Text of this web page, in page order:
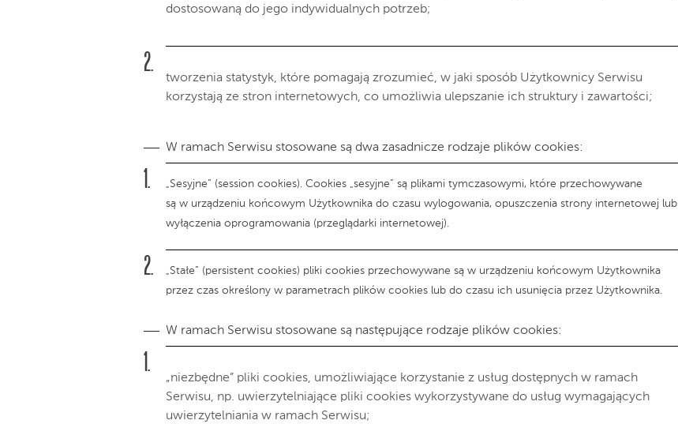
dostosowaną do jego indywidualnych potrzeb;
tworzenia statystyk, które pomagają zrozumieć, w jaki sposób Użytkownicy Serwisu
korzystają ze stron internetowych, co umożliwia ulepszanie ich struktury i zawartości;
W ramach Serwisu stosowane są dwa zasadnicze rodzaje plików cookies:
„Sesyjne” (session cookies). Cookies „sesyjne” są plikami tymczasowymi, które przechowywane
są w urządzeniu końcowym Użytkownika do czasu wylogowania, opuszczenia strony internetowej lub
wyłączenia oprogramowania (przeglądarki internetowej).
„Stałe” (persistent cookies) pliki cookies przechowywane są w urządzeniu końcowym Użytkownika
przez czas określony w parametrach plików cookies lub do czasu ich usunięcia przez Użytkownika.
W ramach Serwisu stosowane są następujące rodzaje plików cookies:
„niezbędne” pliki cookies, umożliwiające korzystanie z usług dostępnych w ramach
Serwisu, np. uwierzytelniające pliki cookies wykorzystywane do usług wymagających
uwierzytelniania w ramach Serwisu;